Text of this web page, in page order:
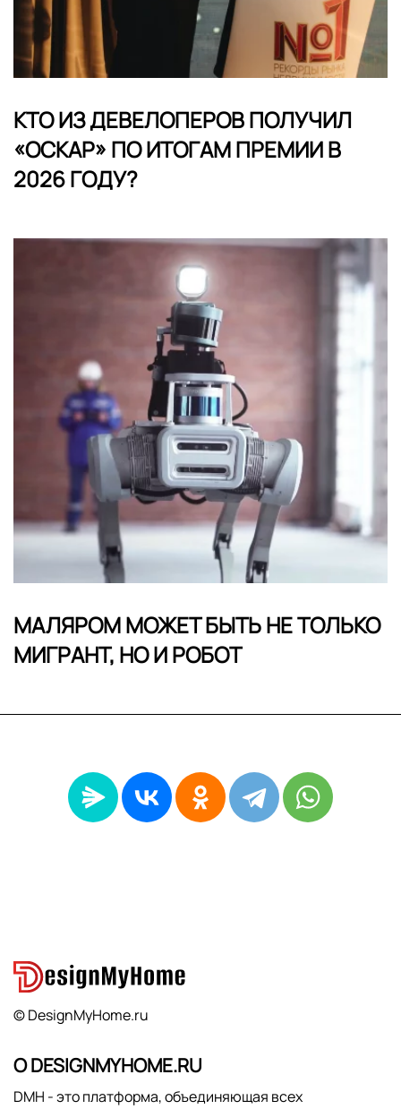
КТО ИЗ ДЕВЕЛОПЕРОВ ПОЛУЧИЛ
«ОСКАР» ПО ИТОГАМ ПРЕМИИ В
2026 ГОДУ?
МАЛЯРОМ МОЖЕТ БЫТЬ НЕ ТОЛЬКО
МИГРАНТ, НО И РОБОТ
© DesignMyHome.ru
О DESIGNMYHOME.RU
DMH - это платформа, объединяющая всех